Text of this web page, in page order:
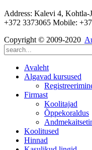
Address: Kalevi 4, Kohtla-
+372 3373065 Mobile:
Copyright © 2009-2020
Avaleht
Algavad kursused
Firmast
Koolitajad
Õppekoraldus
Koolitused
Hinnad